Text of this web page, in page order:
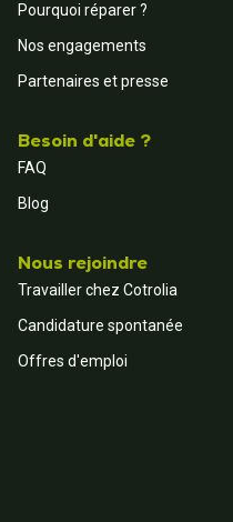
Pourquoi réparer ?
Nos engagements
Partenaires et presse
Besoin d'aide ?
FAQ
Blog
Nous rejoindre
Travailler chez Cotrolia
Candidature spontanée
Offres d'emploi